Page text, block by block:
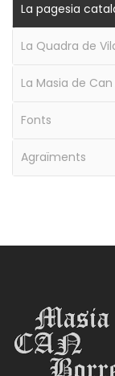
La pagesia
La Quadra de
La Masia de Can
Fonts
Agraïments